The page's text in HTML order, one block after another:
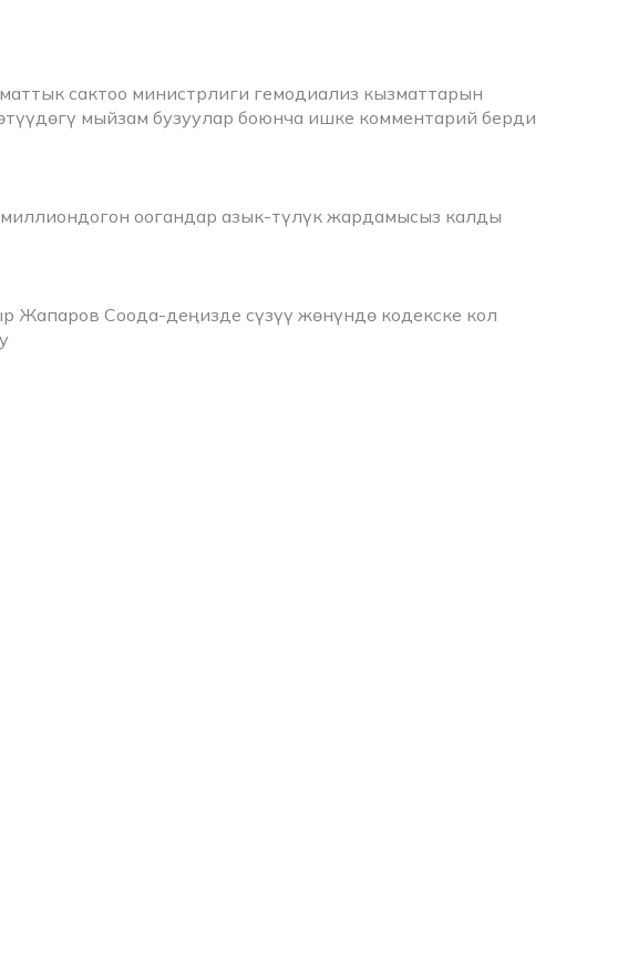
сактоо министрлиги гемодиализ кызматтарын
мыйзам бузуулар боюнча ишке комментарий берди
оогандар азык-түлүк жардамысыз калды
Жапаров Соода-деңизде сүзүү жөнүндө кодекске кол